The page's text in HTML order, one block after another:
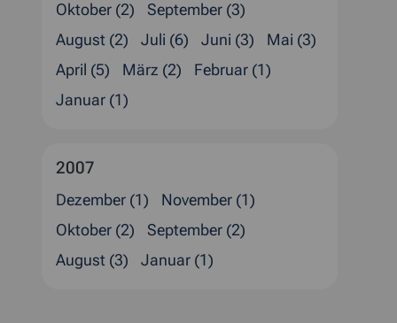
Oktober (2)
September (3)
August (2)
Juli (6) Juni (3)
Mai (3)
April (5)
März (2)
Februar (1)
Januar (1)
2007
Dezember (1)
November (1)
Oktober (2)
September (2)
August (3)
Januar (1)